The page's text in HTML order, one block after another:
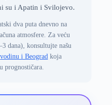
su i Apatin i Svilojevo.
dva puta dnevno na
atmosfere. Za veću
dana), konsultujte našu
i Beogradkoja
prognostičara.